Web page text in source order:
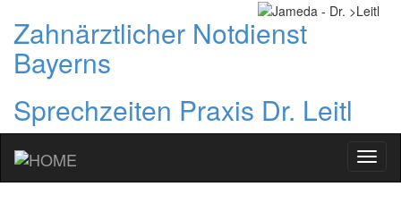
Zahnärztlicher Notdienst
Bayerns
Sprechzeiten Praxis Dr. Leitl
Ihr